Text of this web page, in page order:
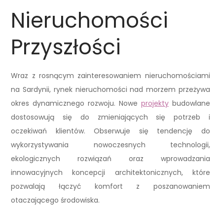
Nieruchomości
Przyszłości
Wraz z rosnącym zainteresowaniem nieruchomościami
na Sardynii, rynek nieruchomości nad morzem przeżywa
okres dynamicznego rozwoju. Nowe projektybudowlane
dostosowują się do zmieniających się potrzeb i
oczekiwań klientów. Obserwuje się tendencję do
wykorzystywania nowoczesnych technologii,
ekologicznych rozwiązań oraz wprowadzania
innowacyjnych koncepcji architektonicznych, które
pozwalają łączyć komfort z poszanowaniem
otaczającego środowiska.